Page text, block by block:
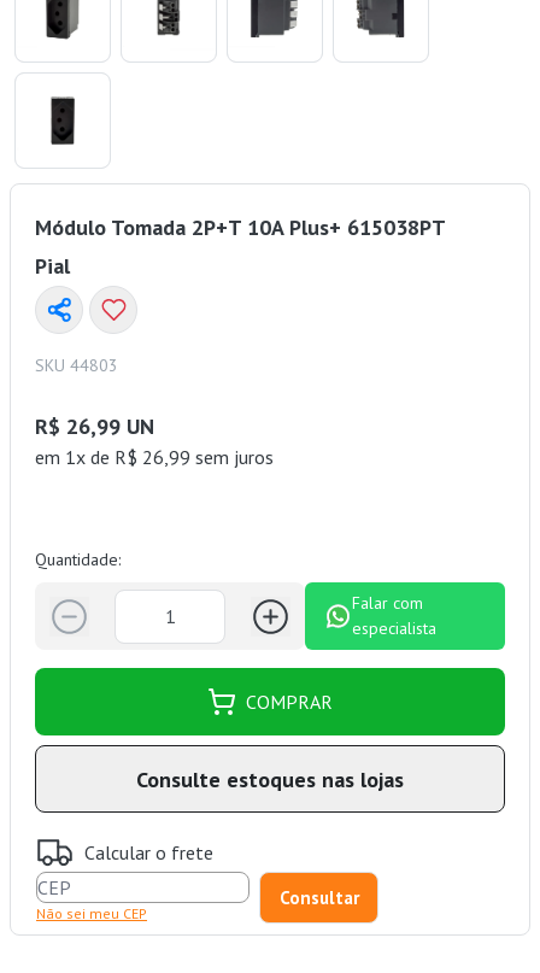
Módulo Tomada 2P+T 10A Plus+ 615038PT
Pial
SKU 44803
R$ 26,99 UN
em 1x de R$ 26,99 sem juros
Quantidade:
Falar com
especialista
COMPRAR
Consulte estoques nas lojas
Calcular o frete
Não sei meu CEP